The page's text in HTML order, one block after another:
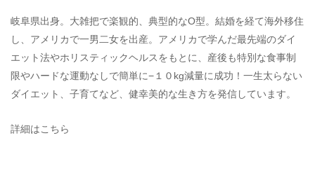
岐阜県出身。大雑把で楽観的、典型的なO型。結婚を経て海外移住
し、アメリカで一男二女を出産。アメリカで学んだ最先端のダイ
エット法やホリスティックヘルスをもとに、産後も特別な食事制
限やハードな運動なしで簡単に−１０kg減量に成功！一生太らない
ダイエット、子育てなど、健幸美的な生き方を発信しています。
詳細はこちら